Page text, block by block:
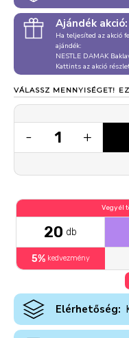
Ajándék akció:
Ha teljesíted az akció
ajándék:
NESTLE DAMAK
Kattints az akció
VÁLASSZ MENNYISÉGET!
- 1 +
Vegyél
20 db
5% kedvezmény
Elérhetőség: